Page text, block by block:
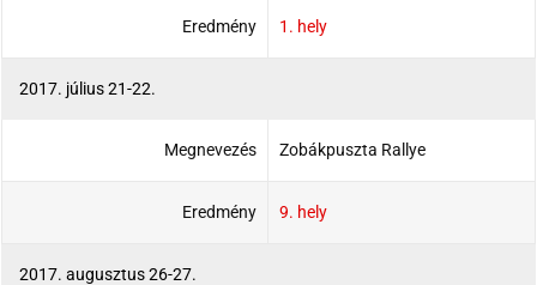
Eredmény 1. hely
2017. július 21-22.
Megnevezés Zobákpuszta Rallye
Eredmény 9. hely
2017. augusztus 26-27.